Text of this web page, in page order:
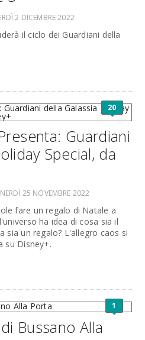
2 DICEMBRE 2022
il ciclo dei Guardiani della
20
Guardiani
Special, da
25 NOVEMBRE 2022
fare un regalo di Natale a
ha idea di cosa sia il
sia un regalo? L'allegro caos si
su Disney+.
1
Bussano Alla